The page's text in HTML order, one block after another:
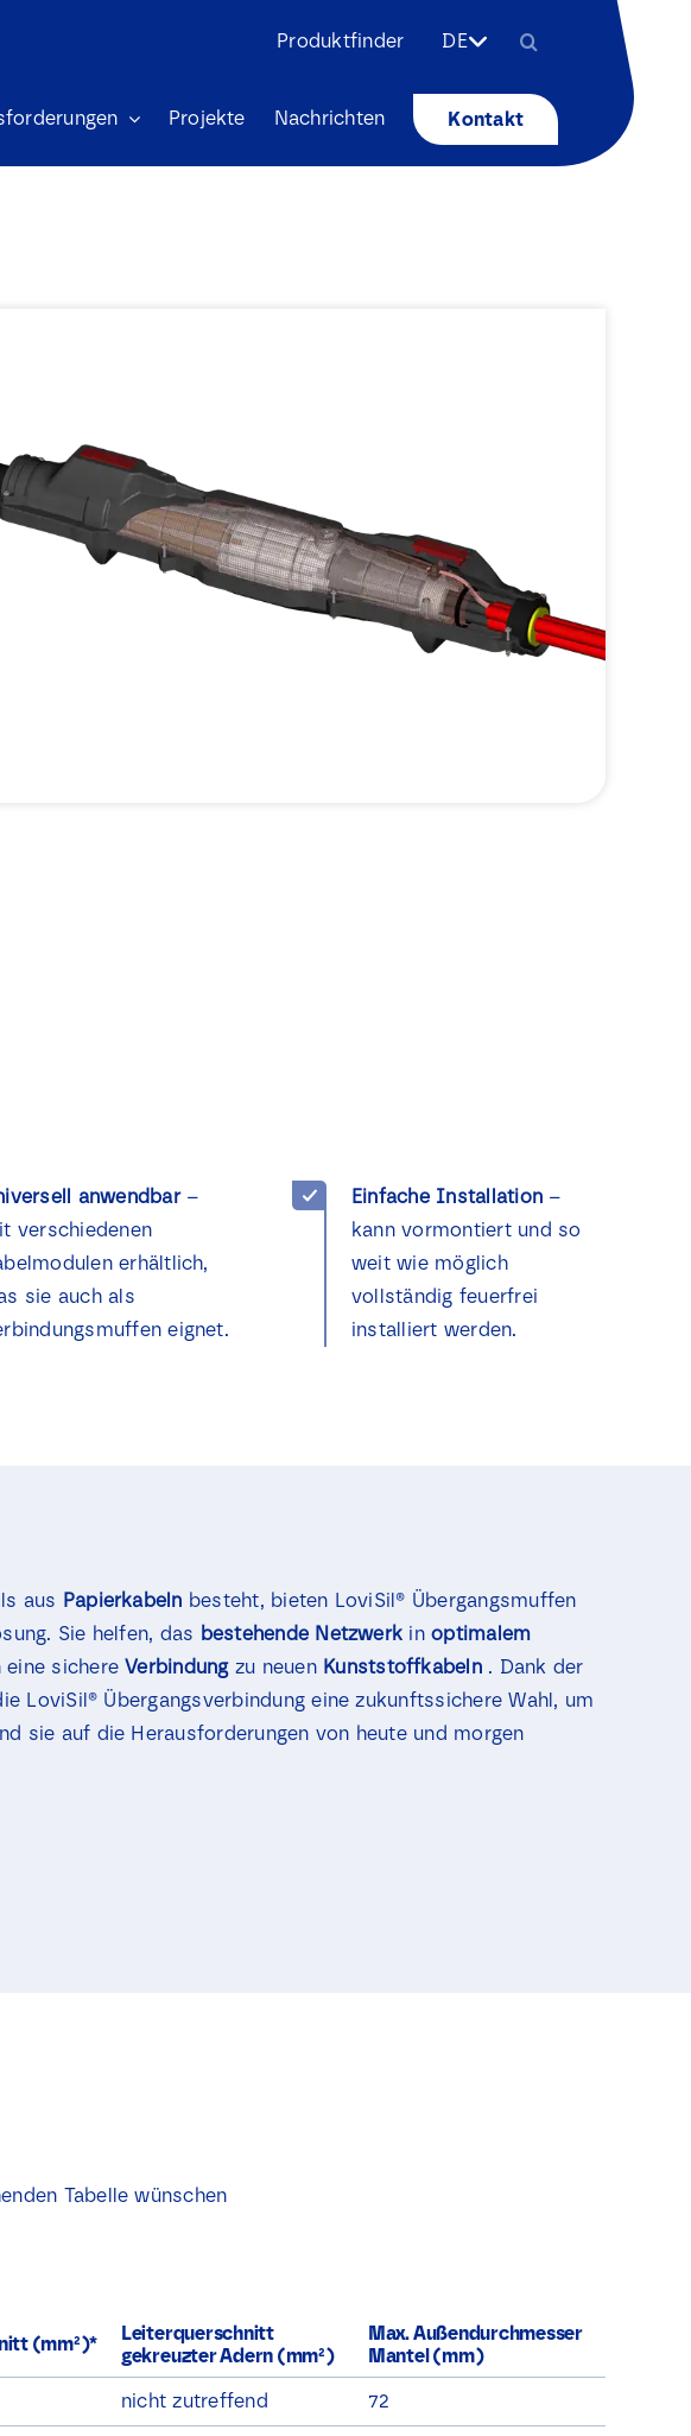
Produktfinder DE
Projekte Nachrichten Kontakt
anwendbar–
verschiedenen
erhältlich,
sie auch als
eignet.
Einfache Installation –
kann vormontiert und so
weit wie möglich
vollständig feuerfrei
installiert werden.
aus Papierkabeln besteht, bieten LoviSil® Übergangsmuffen
Sie helfen, das bestehende Netzwerk inoptimalem
eine sichereVerbindungzu neuen Kunststoffkabeln. Dank der
LoviSil® Übergangsverbindung eine zukunftssichere Wahl, um
sie auf die Herausforderungen von heute und morgen
Tabelle wünschen
(mm²)*
Leiterquerschnitt
gekreuzter Adern (mm²)
Max. Außendurchmesser
Mantel (mm)
nicht zutreffend 72